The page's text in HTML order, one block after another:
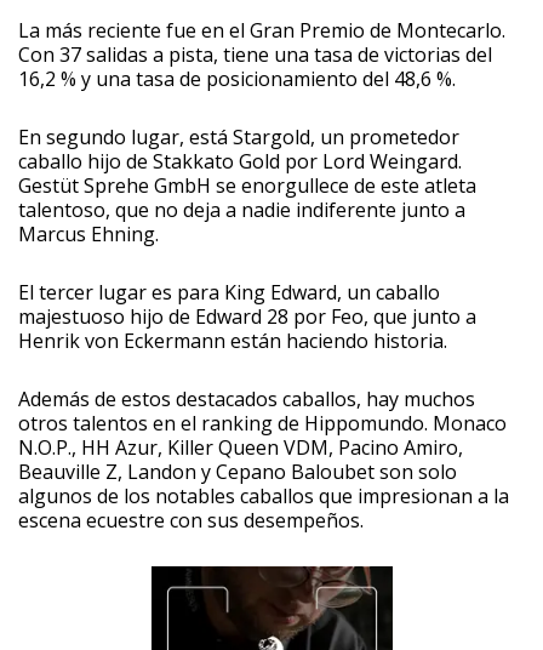
La más reciente fue en el Gran Premio de Montecarlo.
Con 37 salidas a pista, tiene una tasa de victorias del
16,2 % y una tasa de posicionamiento del 48,6 %.
En segundo lugar, está Stargold, un prometedor
caballo hijo de Stakkato Gold por Lord Weingard.
Gestüt Sprehe GmbH se enorgullece de este atleta
talentoso, que no deja a nadie indiferente junto a
Marcus Ehning.
El tercer lugar es para King Edward, un caballo
majestuoso hijo de Edward 28 por Feo, que junto a
Henrik von Eckermann están haciendo historia.
Además de estos destacados caballos, hay muchos
otros talentos en el ranking de Hippomundo. Monaco
N.O.P., HH Azur, Killer Queen VDM, Pacino Amiro,
Beauville Z, Landon y Cepano Baloubet son solo
algunos de los notables caballos que impresionan a la
escena ecuestre con sus desempeños.